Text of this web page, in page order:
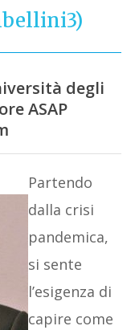
degli
ASAP
Partendo
dalla crisi
pandemica,
si sente
l’esigenza di
capire come